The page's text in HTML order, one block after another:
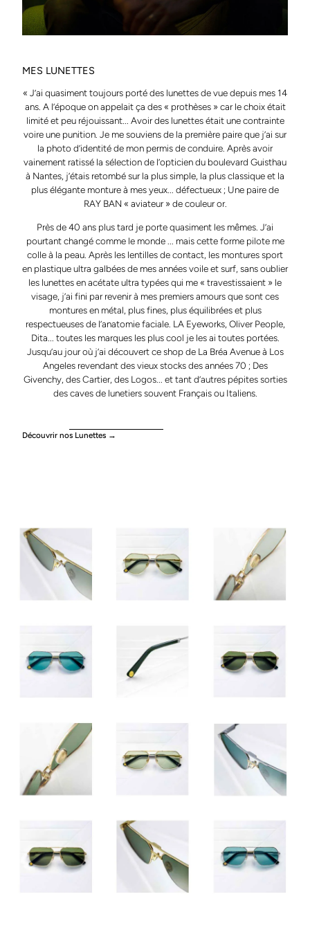
MES LUNETTES
« J’ai quasiment toujours porté des lunettes de vue depuis mes 14
ans. A l’époque on appelait ça des « prothèses » car le choix était
limité et peu réjouissant... Avoir des lunettes était une contrainte
voire une punition. Je me souviens de la première paire que j’ai sur
la photo d’identité de mon permis de conduire. Après avoir
vainement ratissé la sélection de l’opticien du boulevard Guisthau
à Nantes, j’étais retombé sur la plus simple, la plus classique et la
plus élégante monture à mes yeux... défectueux ; Une paire de
RAY BAN « aviateur » de couleur or.
Près de 40 ans plus tard je porte quasiment les mêmes. J’ai
pourtant changé comme le monde ... mais cette forme pilote me
colle à la peau. Après les lentilles de contact, les montures sport
en plastique ultra galbées de mes années voile et surf, sans oublier
les lunettes en acétate ultra typées qui me « travestissaient » le
visage, j’ai fini par revenir à mes premiers amours que sont ces
montures en métal, plus fines, plus équilibrées et plus
respectueuses de l’anatomie faciale. LA Eyeworks, Oliver People,
Dita... toutes les marques les plus cool je les ai toutes portées.
Jusqu’au jour où j’ai découvert ce shop de La Bréa Avenue à Los
Angeles revendant des vieux stocks des années 70 ; Des
Givenchy, des Cartier, des Logos... et tant d’autres pépites sorties
des caves de lunetiers souvent Français ou Italiens.
Découvrir nos Lunettes →